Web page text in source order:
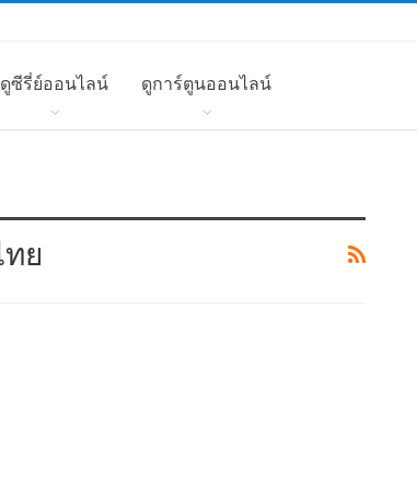
ดูซีรี่ย์ออนไลน์ ดูการ์ตูนออนไลน์
ย